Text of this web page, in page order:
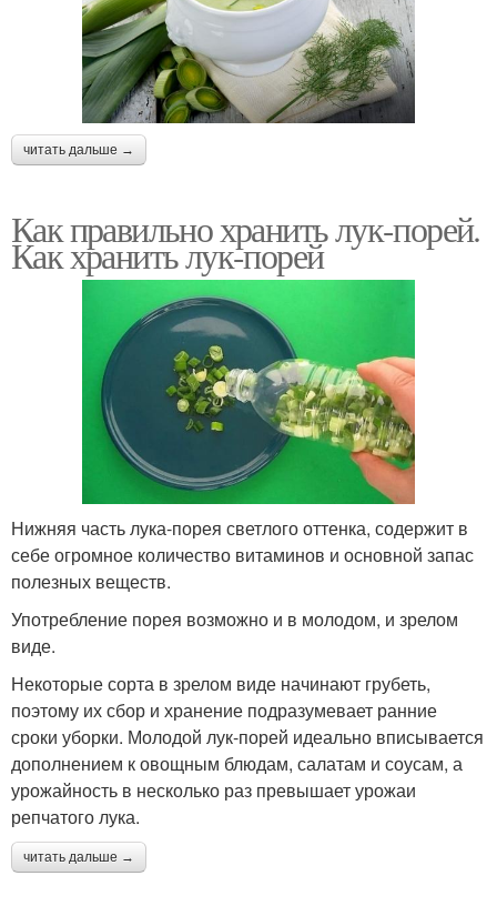
читать дальше →
Как правильно хранить лук-порей.
Как хранить лук-порей
Нижняя часть лука-порея светлого оттенка, содержит в
себе огромное количество витаминов и основной запас
полезных веществ.
Употребление порея возможно и в молодом, и зрелом
виде.
Некоторые сорта в зрелом виде начинают грубеть,
поэтому их сбор и хранение подразумевает ранние
сроки уборки. Молодой лук-порей идеально вписывается
дополнением к овощным блюдам, салатам и соусам, а
урожайность в несколько раз превышает урожаи
репчатого лука.
читать дальше →